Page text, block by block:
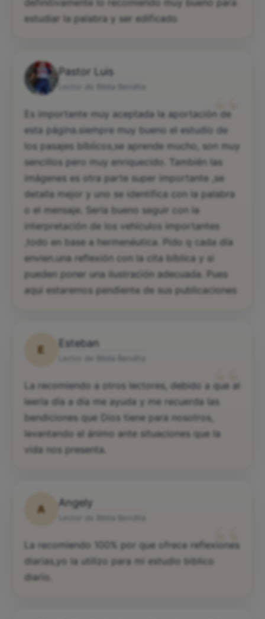
definitivamente lo recomiendo muy bueno para
estudiar la palabra y ser edificado
Pastor Luis
“
Es importante muy aceptada la aportación de
esta página.siempre muy bueno el estudio de
los pasajes bíblicos,se aprende mucho, son muy
sencillos pero muy enriquecido. También las
imágenes es otra parte super importante ,se
detalla mejor y uno se identifica con la palabra
o el mensaje. Sería bueno seguir con la
interpretación de los vehículos importantes
,todo en base a hermenéutica. Pido q cada día
envien.una reflexión con la cita bíblica y si
pueden poner una ilustración adecuada. Pues
aqui estaremos pendiente de sus publicaciones
E
Esteban
“
La recomiendo a otros lectores, debido a que al
leerla día a día me ayuda y me recuerda las
bendiciones que Dios tiene para nosotros,
levantando el ánimo ante situaciones que la
vida nos presenta.
A
Angely
“
La recomiendo 100% por que ofrece reflexiones
diarias,yo la utilizo para mi estudio biblico
diario.